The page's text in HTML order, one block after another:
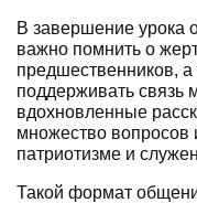
В завершение урока
важно помнить о
предшественников,
поддерживать связь
вдохновленные
множество
патриотизме и
Такой формат